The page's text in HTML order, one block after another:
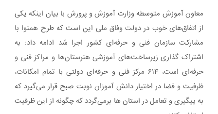
معاون آموزش متوسطه وزارت آموزش و پرورش با بیان اینکه یکی
از اتفاق‌های خوب در دولت وفاق ملی این است که طرح همنوا با
مشارکت سازمان فنی و حرفه‌ای کشور اجرا شد ادامه داد: به
اشتراک گذاری زیرساخت‌های آموزشی هنرستان‌ها و مراکز فنی و
حرفه‌ای است، ۶۱۴ مرکز فنی و حرفه‌ای دولتی با تمام امکانات،
ظرفیت و فضا در اختیار دانش آموزان نوبت صبح قرار می‌گیرد که
به پیگیری و تعامل در استان ها برمی‌گردد که چگونه از این ظرفیت